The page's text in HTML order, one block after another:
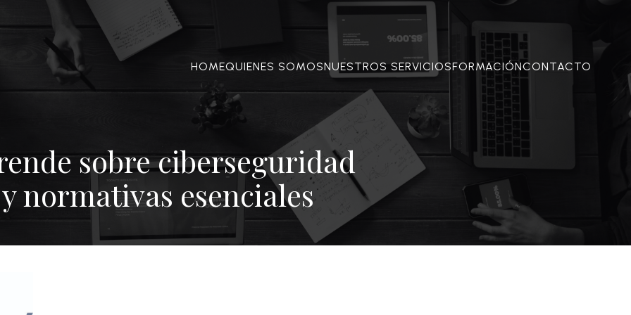
HOMEQUIENES SOMOSNUESTROS SERVICIOSFORMACIÓNCONTACTO
sobre ciberseguridad
y normativas esenciales